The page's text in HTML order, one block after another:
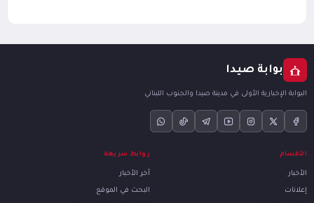
بوابة صيدا
البوابة الإخبارية الأولى في مدينة صيدا والجنوب اللبناني
الأقسام
الأخبار
إعلانات
روابط سريعة
آخر الأخبار
البحث في الموقع